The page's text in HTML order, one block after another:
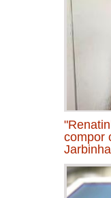
compor